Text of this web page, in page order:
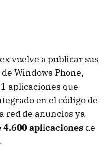
vuelve a publicar sus
Windows Phone,
aplicaciones que
en el código de
red de anuncios ya
4.600 aplicaciones de